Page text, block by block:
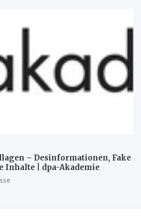
– Desinformationen, Fake
Inhalte | dpa-Akademie